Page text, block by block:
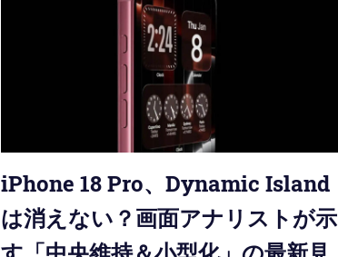
iPhone 18 Pro、Dynamic Island
は消えない？画面アナリストが示